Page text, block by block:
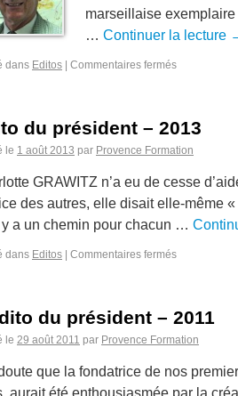
marseillaise
… Continuer la lecture
dans Editos Commentaires fermés
du président – 2013
le 1 août 2013 par Provence Formation
GRAWITZ n’a eu de cesse
des autres, elle disait elle-même
y a un chemin pour chacun …
dans Editos Commentaires fermés
du président – 2011
le 29 août 2011 par Provence Formation
que la fondatrice de nos
aurait été enthousiasmée par la